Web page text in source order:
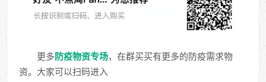
更多防疫物资专场，在群买买有更多的防疫需求物
资。大家可以扫码进入